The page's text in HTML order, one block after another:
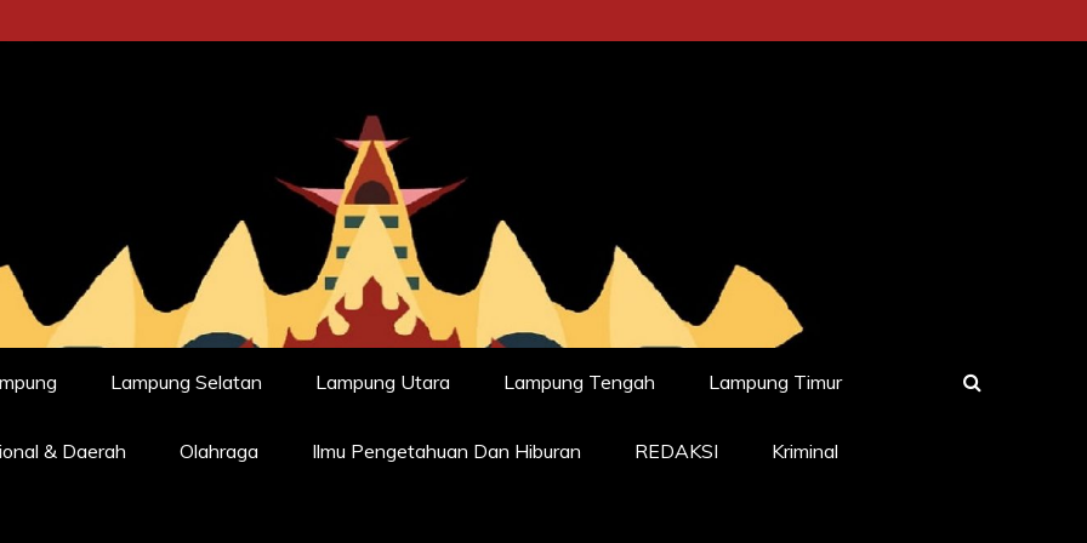
Lampung Selatan Lampung Utara Lampung Tengah Lampung Timur
& Daerah Olahraga Ilmu Pengetahuan Dan Hiburan REDAKSI Kriminal